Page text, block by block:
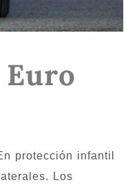
protección infantil
Los